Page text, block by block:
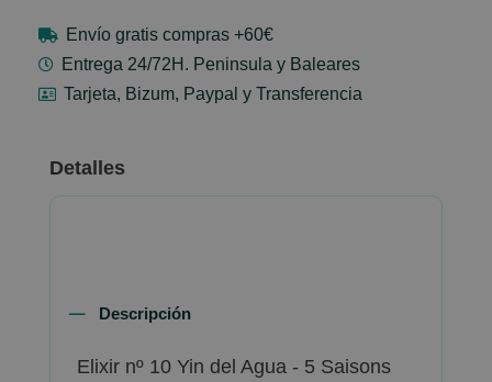
Envío gratis compras +60€
Entrega 24/72H. Peninsula y Baleares
Tarjeta, Bizum, Paypal y Transferencia
Detalles
Descripción
Elixir nº 10 Yin del Agua - 5 Saisons